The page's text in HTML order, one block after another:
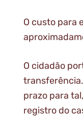
O custo para
O cidadão
prazo para
registro do